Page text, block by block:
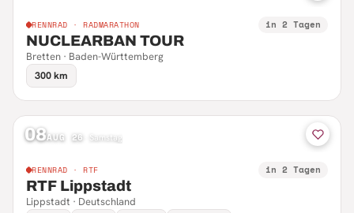
RENNRAD · RADMARATHON in 2 Tagen
NUCLEARBAN TOUR
Bretten · Baden-Württemberg
300 km
08AUG 26 Samstag
RENNRAD · RTF in 2 Tagen
RTF Lippstadt
Lippstadt · Deutschland